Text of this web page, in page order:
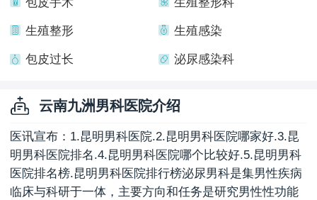
生殖整形 生殖感染
包皮过长 泌尿感染科
云南九洲男科医院介绍
医讯宣布：1.昆明男科医院.2.昆明男科医院哪家好.3.昆
明男科医院排名.4.昆明男科医院哪个比较好.5.昆明男科
医院排名榜.昆明男科医院排行榜泌尿男科是集男性疾病
临床与科研于一体，主要方向和任务是研究男性性功能